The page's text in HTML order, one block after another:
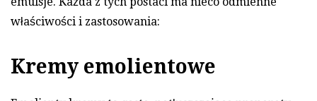
właściwości i zastosowania:
Kremy emolientowe